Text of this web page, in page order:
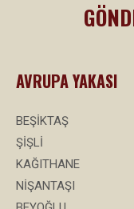
AVRUPA YAKASI
BEŞİKTAŞ
ŞİŞLİ
KAĞITHANE
NİŞANTAŞI